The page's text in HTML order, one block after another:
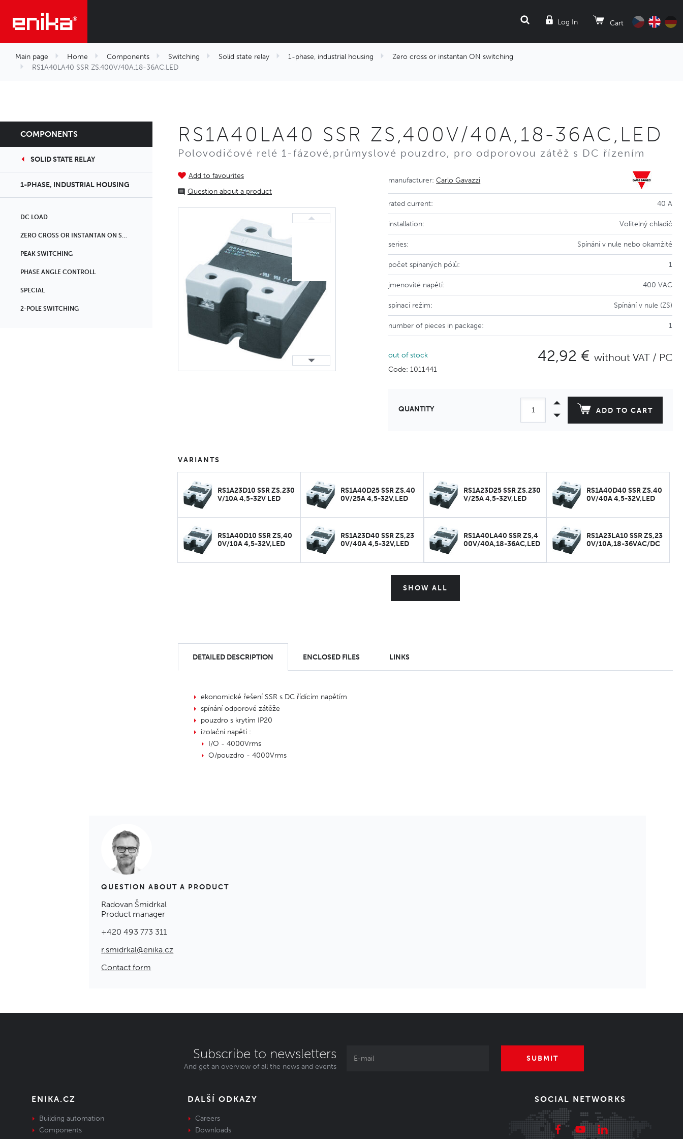
Log In Cart
SEARCH
Main page Home Components Switching Solid state relay 1-phase, industrial housing
Zero cross or instantan ON switching
RS1A40LA40 SSR ZS,400V/40A,18-36AC,LED
COMPONENTS
SOLID STATE RELAY
1-PHASE, INDUSTRIAL HOUSING
DC LOAD
ZERO CROSS OR INSTANTAN ON SWITCHING
PEAK SWITCHING
PHASE ANGLE CONTROLL
SPECIAL
2-POLE SWITCHING
RS1A40LA40 SSR ZS,400V/40A,18-36AC,LED
Polovodičové relé 1-fázové,průmyslové pouzdro, pro odporovou zátěž s DC řízením
Add to favourites
Question about a product
manufacturer:Carlo Gavazzi
rated current: 40 A
installation: Volitelný chladič
series: Spínání v nule nebo okamžité
počet spínaných pólů: 1
jmenovité napětí: 400 VAC
spínací režim: Spínání v nule (ZS)
number of pieces in package: 1
out of stock
Code: 1011441
42,92 € without VAT / PC
QUANTITY ADD TO CART
VARIANTS
RS1A23D10 SSR ZS,230
V/10A 4,5-32V LED
RS1A40D25 SSR ZS,40
0V/25A 4,5-32V,LED
RS1A23D25 SSR ZS,230
V/25A 4,5-32V,LED
RS1A40D40 SSR ZS,40
0V/40A 4,5-32V,LED
RS1A40D10 SSR ZS,40
0V/10A 4,5-32V,LED
RS1A23D40 SSR ZS,23
0V/40A 4,5-32V,LED
RS1A40LA40 SSR ZS,4
00V/40A,18-36AC,LED
RS1A23LA10 SSR ZS,23
0V/10A,18-36VAC/DC
SHOW ALL
DETAILED DESCRIPTION ENCLOSED FILES LINKS
ekonomické řešení SSR s DC řídícím napětím
spínání odporové zátěže
pouzdro s krytím IP20
izolační napětí :
I/O - 4000Vrms
O/pouzdro - 4000Vrms
QUESTION ABOUT A PRODUCT
Radovan Šmidrkal
Product manager
+420 493 773 311
r.smidrkal@enika.cz
Contact form
Subscribe to newsletters
And get an overview of all the news and events
SUBMIT
ENIKA.CZ
Building automation
Components
DALŠÍ ODKAZY
Careers
Downloads
SOCIAL NETWORKS